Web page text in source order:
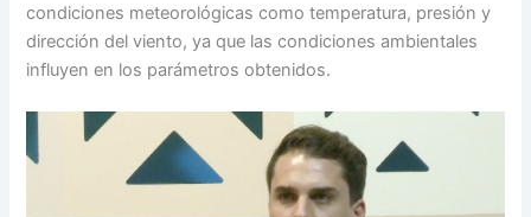
condiciones meteorológicas como temperatura, presión y
dirección del viento, ya que las condiciones ambientales
influyen en los parámetros obtenidos.